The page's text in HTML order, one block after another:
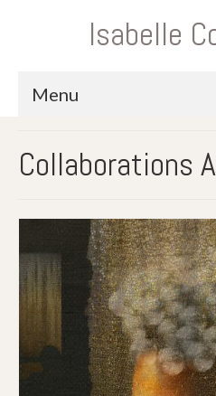
Isabelle
Menu
Collaborations